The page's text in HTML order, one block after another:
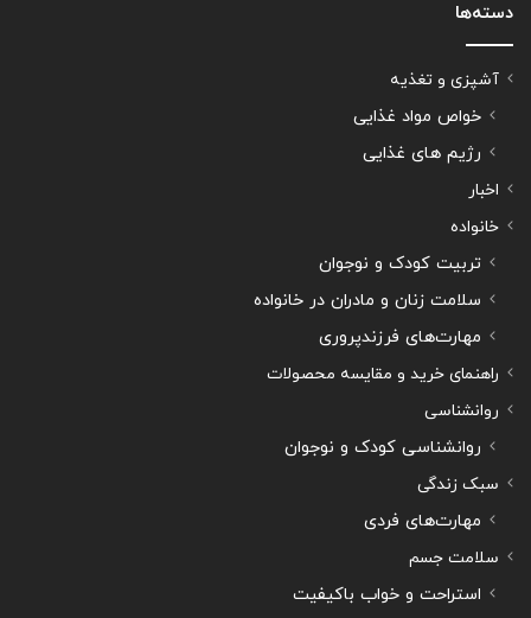
دسته‌ها
آشپزی و تغذیه
خواص مواد غذایی
رژیم های غذایی
اخبار
خانواده
تربیت کودک و نوجوان
سلامت زنان و مادران در خانواده
مهارت‌های فرزندپروری
راهنمای خرید و مقایسه محصولات
روانشناسی
روانشناسی کودک و نوجوان
سبک زندگی
مهارت‌های فردی
سلامت جسم
استراحت و خواب باکیفیت